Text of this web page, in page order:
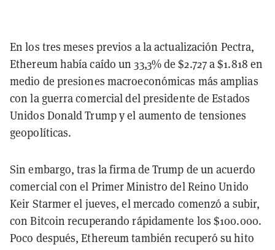
En los tres meses previos a la actualización Pectra,
Ethereum había caído un 33,3% de $2.727 a $1.818 en
medio de presiones macroeconómicas más amplias
con la guerra comercial del presidente de Estados
Unidos Donald Trump y el aumento de tensiones
geopolíticas.
Sin embargo, tras la firma de Trump de un acuerdo
comercial con el Primer Ministro del Reino Unido
Keir Starmer el jueves, el mercado comenzó a subir,
con Bitcoin recuperando rápidamente los $100.000.
Poco después, Ethereum también recuperó su hito